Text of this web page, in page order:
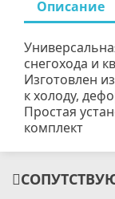
Описание
снегохода и
Изготовлен
к холоду,
Простая
комплект